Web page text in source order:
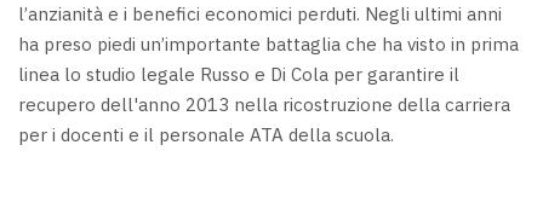
l’anzianità e i benefici economici perduti. Negli ultimi anni
ha preso piedi un’importante battaglia che ha visto in prima
linea lo studio legale Russo e Di Cola per garantire il
recupero dell'anno 2013 nella ricostruzione della carriera
per i docenti e il personale ATA della scuola.